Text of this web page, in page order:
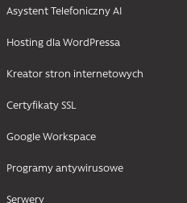
Asystent Telefoniczny AI
Hosting dla WordPressa
Kreator stron internetowych
Certyfikaty SSL
Google Workspace
Programy antywirusowe
Serwery